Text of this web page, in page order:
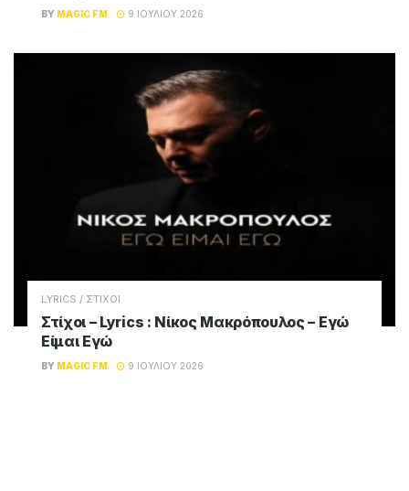
BY MAGIC FM 9 ΙΟΥΛΊΟΥ 2026
LYRICS / ΣΤΙΧΟΙ
Στίχοι – Lyrics : Νίκος Μακρόπουλος – Εγώ
Είμαι Εγώ
BY MAGIC FM 9 ΙΟΥΛΊΟΥ 2026